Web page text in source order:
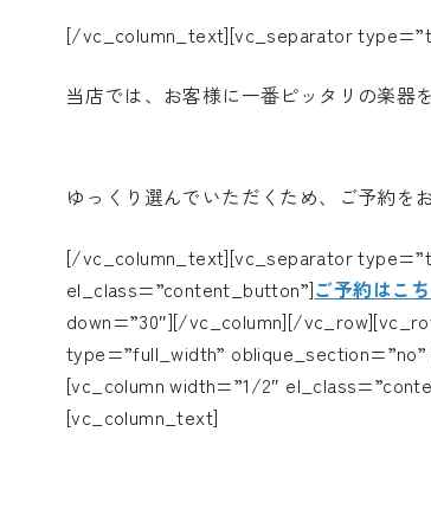
[/vc_column_text][vc_separator
当店では、お客様に一番ピッタリの楽器
ゆっくり選んでいただくため、ご予約を
[/vc_column_text][vc_separator
el_class=”content_button”]ご予約はこ
down=”30″][/vc_column][/
type=”full_width”
[vc_column width=”1/2″
[vc_column_text]